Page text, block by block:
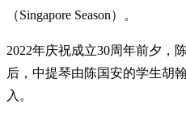
（Singapore Season）。
2022年庆祝成立30周年前夕，
后，中提琴由陈国安的学生胡
入。